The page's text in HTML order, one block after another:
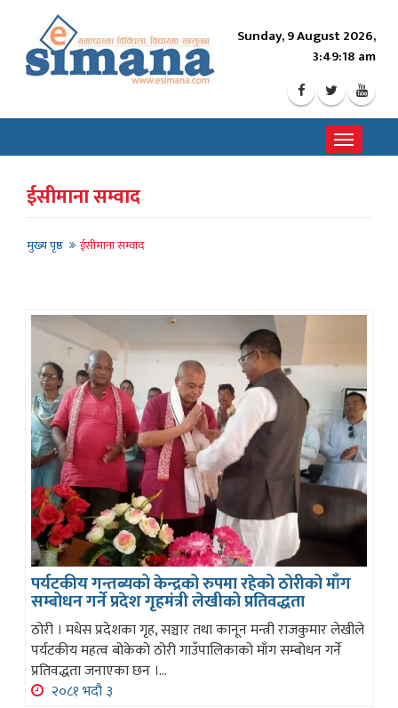
Sunday, 9 August 2026,
3:49:20 am
Toggle
ईसीमाना सम्वाद
मुख्य पृष्ठ ईसीमाना सम्वाद
पर्यटकीय गन्तब्यको केन्द्रको रुपमा रहेको ठोरीको माँग
सम्बोधन गर्ने प्रदेश गृहमंत्री लेखीको प्रतिवद्धता
ठोरी । मधेस प्रदेशका गृह, सञ्चार तथा कानून मन्त्री राजकुमार लेखीले
पर्यटकीय महत्व बोकेको ठोरी गाउँपालिकाको माँग सम्बोधन गर्ने
प्रतिवद्धता जनाएका छन ।...
२०८१ भदौ ३